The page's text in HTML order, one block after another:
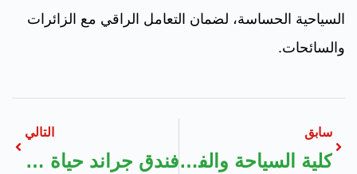
السياحية الحساسة، لضمان التعامل الراقي مع الزائرات
والسائحات.
سابق
كلية السياحة والفنادق جامعة المنصورة
التالي
فندق جراند حياة الخبر